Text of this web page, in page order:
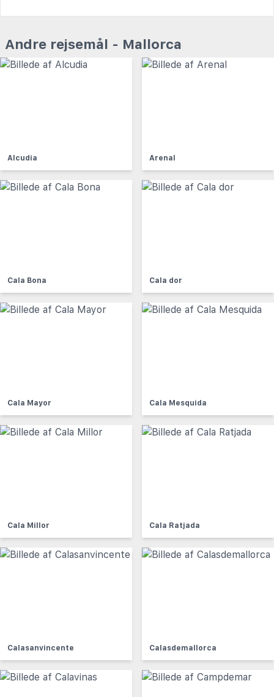
Andre rejsemål - Mallorca
Alcudia Arenal
Cala Bona Cala dor
Cala Mayor Cala Mesquida
Cala Millor Cala Ratjada
Calasanvincente Calasdemallorca